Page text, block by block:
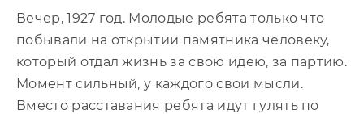
Вечер, 1927 год. Молодые ребята только что
побывали на открытии памятника человеку,
который отдал жизнь за свою идею, за партию.
Момент сильный, у каждого свои мысли.
Вместо расставания ребята идут гулять по